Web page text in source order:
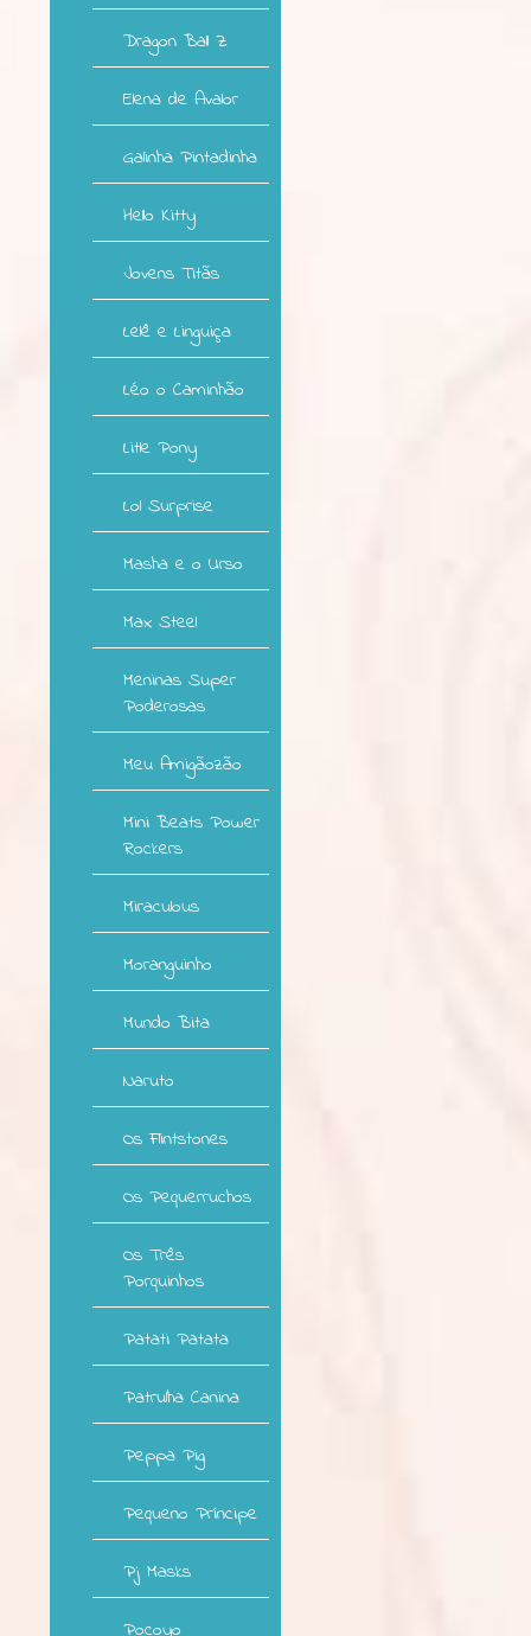
Dragon Ball Z
Elena de Avalor
Galinha Pintadinha
Hello Kitty
Jovens Titãs
Lelê e Linguiça
Léo o Caminhão
Litle Pony
Lol Surprise
Masha e o Urso
Max Steel
Meninas Super
Poderosas
Meu Amigãozão
Mini Beats Power
Rockers
Miraculous
Moranguinho
Mundo Bita
Naruto
Os Flintstones
Os Pequerruchos
Os Três
Porquinhos
Patati Patata
Patrulha Canina
Peppa Pig
Pequeno Príncipe
Pj Masks
Pocoyo